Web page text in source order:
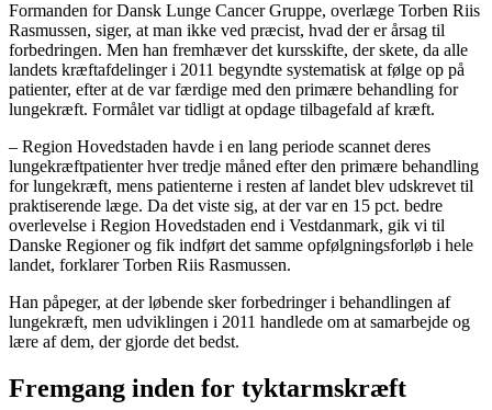
Formanden for Dansk Lunge Cancer Gruppe, overlæge Torben Riis
Rasmussen, siger, at man ikke ved præcist, hvad der er årsag til
forbedringen. Men han fremhæver det kursskifte, der skete, da alle
landets kræftafdelinger i 2011 begyndte systematisk at følge op på
patienter, efter at de var færdige med den primære behandling for
lungekræft. Formålet var tidligt at opdage tilbagefald af kræft.
– Region Hovedstaden havde i en lang periode scannet deres
lungekræftpatienter hver tredje måned efter den primære behandling
for lungekræft, mens patienterne i resten af landet blev udskrevet til
praktiserende læge. Da det viste sig, at der var en 15 pct. bedre
overlevelse i Region Hovedstaden end i Vestdanmark, gik vi til
Danske Regioner og fik indført det samme opfølgningsforløb i hele
landet, forklarer Torben Riis Rasmussen.
Han påpeger, at der løbende sker forbedringer i behandlingen af
lungekræft, men udviklingen i 2011 handlede om at samarbejde og
lære af dem, der gjorde det bedst.
Fremgang inden for tyktarmskræft